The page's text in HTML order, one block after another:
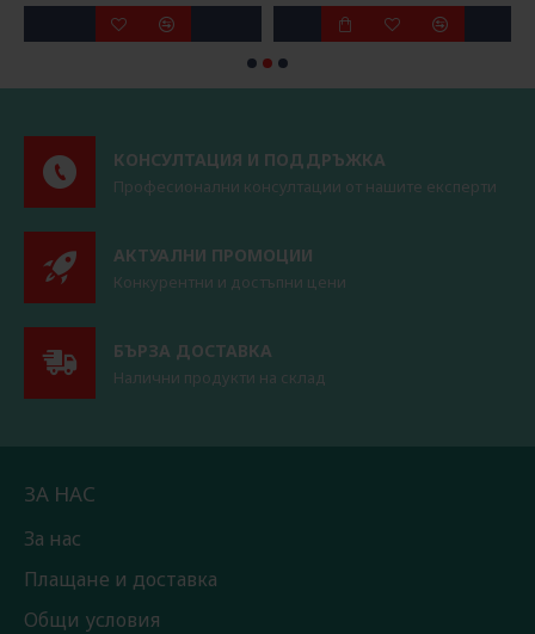
КОНСУЛТАЦИЯ И ПОДДРЪЖКА
Професионални консултации от нашите експерти
АКТУАЛНИ ПРОМОЦИИ
Конкурентни и достъпни цени
БЪРЗА ДОСТАВКА
Налични продукти на склад
ЗА НАС
За нас
Плащане и доставка
Общи условия